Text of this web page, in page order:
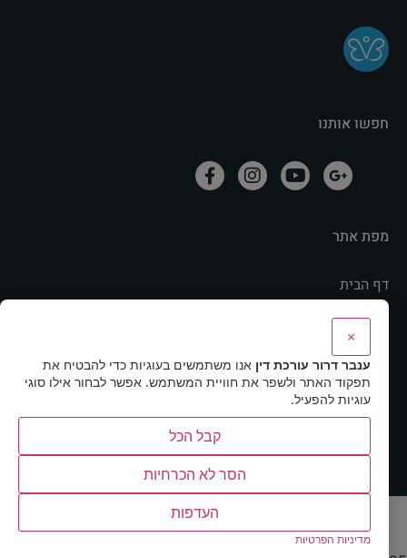
מפת אתר
דף הבית
אודות
מהתקשורת
תחומי התמחות
מאמרים ותוכנית רדיו
חפשו אותנו
האתר עוצב ונבנה ע"י סמרט-ווב
×
ענבר דרור עורכת דין אנו משתמשים בעוגיות כדי להבטיח את
תפקוד האתר ולשפר את חוויית המשתמש. אפשר לבחור אילו סוגי
עוגיות להפעיל.
קבל הכל
הסר לא הכרחיות
העדפות
מדיניות הפרטיות